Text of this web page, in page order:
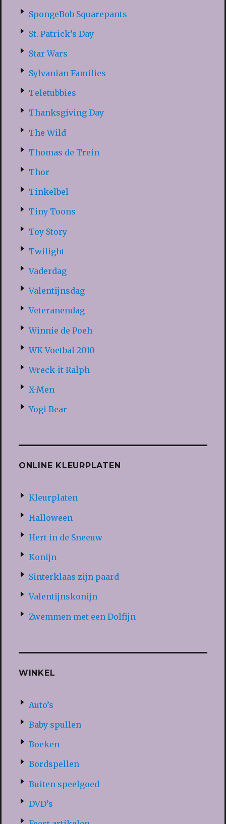
SpongeBob Squarepants
St. Patrick’s Day
Star Wars
Sylvanian Families
Teletubbies
Thanksgiving Day
The Wild
Thomas de Trein
Thor
Tinkelbel
Tiny Toons
Toy Story
Twilight
Vaderdag
Valentijnsdag
Veteranendag
Winnie de Poeh
WK Voetbal 2010
Wreck-it Ralph
X-Men
Yogi Bear
ONLINE KLEURPLATEN
Kleurplaten
Halloween
Hert in de Sneeuw
Konijn
Sinterklaas zijn paard
Valentijnskonijn
Zwemmen met een Dolfijn
WINKEL
Auto’s
Baby spullen
Boeken
Bordspellen
Buiten speelgoed
DVD’s